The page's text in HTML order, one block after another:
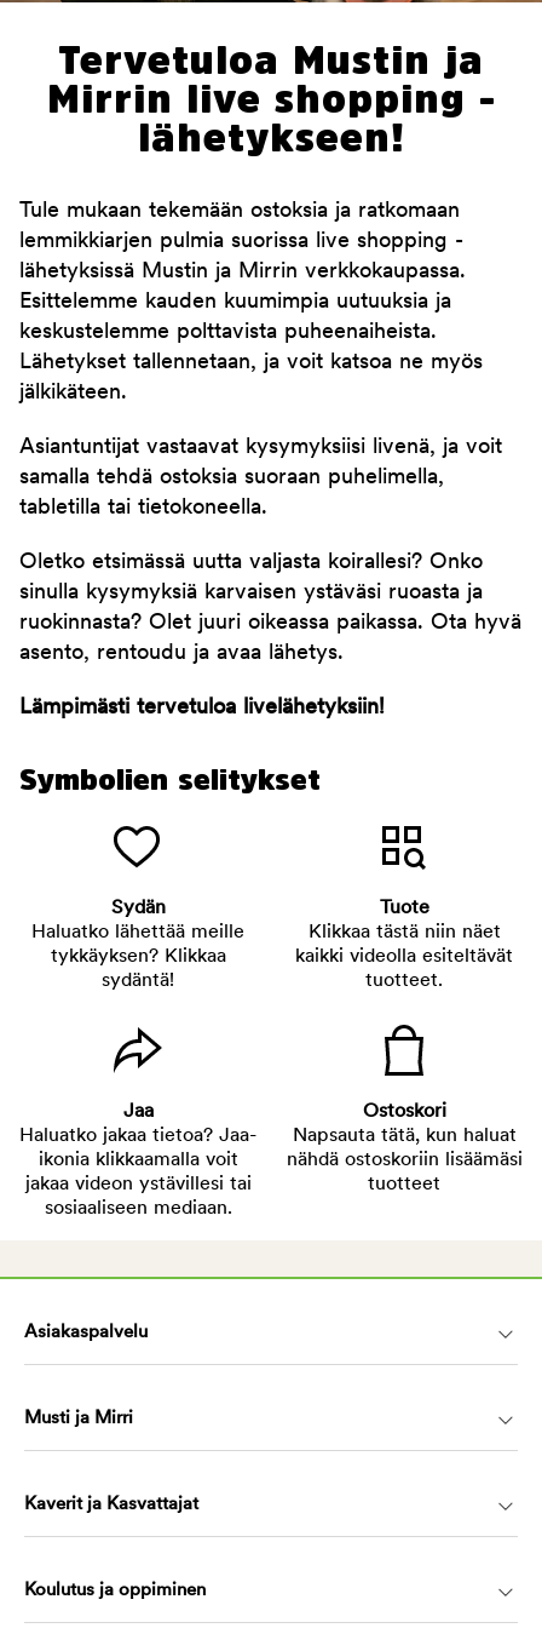
Tervetuloa Mustin ja
Mirrin live shopping -
lähetykseen!
Tule mukaan tekemään ostoksia ja ratkomaan
lemmikkiarjen pulmia suorissa live shopping -
lähetyksissä Mustin ja Mirrin verkkokaupassa.
Esittelemme kauden kuumimpia uutuuksia ja
keskustelemme polttavista puheenaiheista.
Lähetykset tallennetaan, ja voit katsoa ne myös
jälkikäteen.
Asiantuntijat vastaavat kysymyksiisi livenä, ja voit
samalla tehdä ostoksia suoraan puhelimella,
tabletilla tai tietokoneella.
Oletko etsimässä uutta valjasta koirallesi? Onko
sinulla kysymyksiä karvaisen ystäväsi ruoasta ja
ruokinnasta? Olet juuri oikeassa paikassa. Ota hyvä
asento, rentoudu ja avaa lähetys.
Lämpimästi tervetuloa livelähetyksiin!
Symbolien selitykset
Sydän
Haluatko lähettää meille
tykkäyksen? Klikkaa
sydäntä!
Tuote
Klikkaa tästä niin näet
kaikki videolla esiteltävät
tuotteet.
Jaa
Haluatko jakaa tietoa? Jaa-
ikonia klikkaamalla voit
jakaa videon ystävillesi tai
sosiaaliseen mediaan.
Ostoskori
Napsauta tätä, kun haluat
nähdä ostoskoriin lisäämäsi
tuotteet
Asiakaspalvelu
Musti ja Mirri
Kaverit ja Kasvattajat
Koulutus ja oppiminen